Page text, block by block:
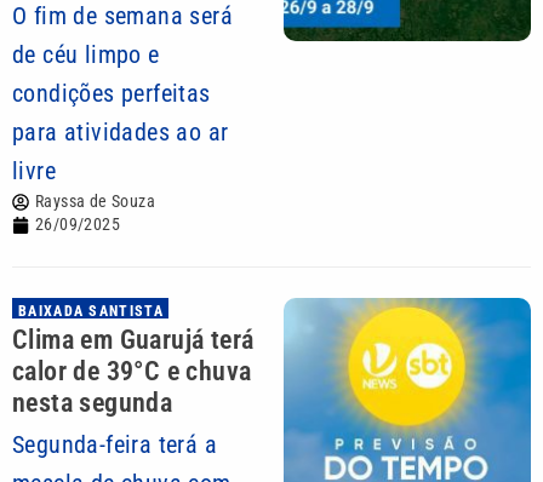
O fim de semana será
de céu limpo e
condições perfeitas
para atividades ao ar
livre
Rayssa de Souza
26/09/2025
BAIXADA SANTISTA
Clima em Guarujá terá
calor de 39°C e chuva
nesta segunda
Segunda-feira terá a